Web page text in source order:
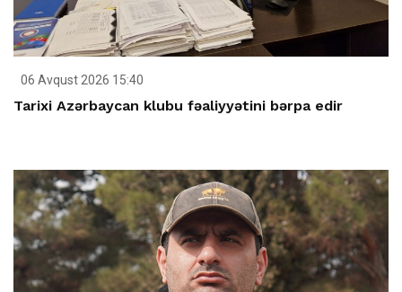
06 Avqust 2026 15:40
Tarixi Azərbaycan klubu fəaliyyətini bərpa edir